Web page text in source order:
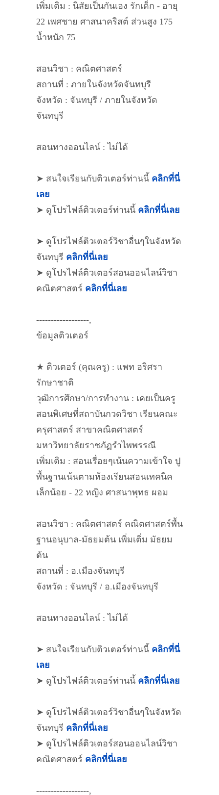
เพิ่มเติม : นิสัยเป็นกันเอง รักเด็ก - อายุ
22 เพศชาย ศาสนาคริสต์ ส่วนสูง 175
น้ำหนัก 75
สอนวิชา : คณิตศาสตร์
สถานที่ : ภายในจังหวัดจันทบุรี
จังหวัด : จันทบุรี / ภายในจังหวัด
จันทบุรี
สอนทางออนไลน์ : ไม่ได้
➤ สนใจเรียนกับติวเตอร์ท่านนี้ คลิกที่นี่
เลย
➤ ดูโปรไฟล์ติวเตอร์ท่านนี้ คลิกที่นี่เลย
➤ ดูโปรไฟล์ติวเตอร์วิชาอื่นๆในจังหวัด
จันทบุรี คลิกที่นี่เลย
➤ ดูโปรไฟล์ติวเตอร์สอนออนไลน์วิชา
คณิตศาสตร์ คลิกที่นี่เลย
------------------,
ข้อมูลติวเตอร์
★ ติวเตอร์ (คุณครู) : แพท อริศรา
รักษาชาติ
วุฒิการศึกษา/การทำงาน : เคยเป็นครู
สอนพิเศษที่สถาบันกวดวิชา เรียนคณะ
ครุศาสตร์ สาขาคณิตศาสตร์
มหาวิทยาลัยราชภัฏรำไพพรรณี
เพิ่มเติม : สอนเรื่อยๆเน้นความเข้าใจ ปู
พื้นฐานเน้นตามห้องเรียนสอนเทคนิค
เล็กน้อย - 22 หญิง ศาสนาพุทธ ผอม
สอนวิชา : คณิตศาสตร์ คณิตศาสตร์พื้น
ฐานอนุบาล-มัธยมต้น เพิ่มเติ่ม มัธยม
ต้น
สถานที่ : อ.เมืองจันทบุรี
จังหวัด : จันทบุรี / อ.เมืองจันทบุรี
สอนทางออนไลน์ : ไม่ได้
➤ สนใจเรียนกับติวเตอร์ท่านนี้ คลิกที่นี่
เลย
➤ ดูโปรไฟล์ติวเตอร์ท่านนี้ คลิกที่นี่เลย
➤ ดูโปรไฟล์ติวเตอร์วิชาอื่นๆในจังหวัด
จันทบุรี คลิกที่นี่เลย
➤ ดูโปรไฟล์ติวเตอร์สอนออนไลน์วิชา
คณิตศาสตร์ คลิกที่นี่เลย
------------------,